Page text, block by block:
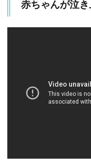
赤ちゃんが泣